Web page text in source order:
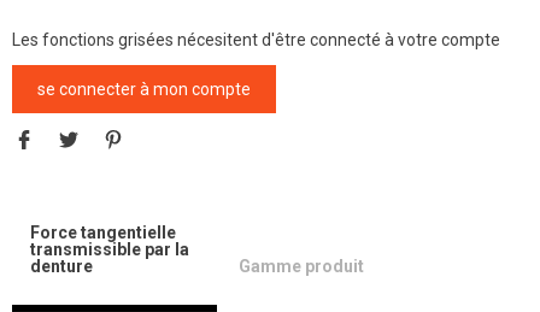
Les fonctions grisées nécesitent d'être connecté à votre compte
se connecter à mon compte
Force tangentielle
transmissible par la
denture
Gamme produit